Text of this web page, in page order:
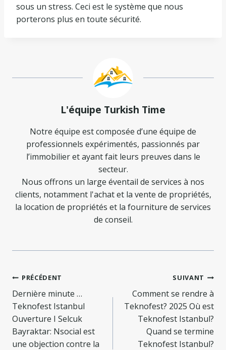
sous un stress. Ceci est le système que nous
porterons plus en toute sécurité.
L'équipe Turkish Time
Notre équipe est composée d’une équipe de
professionnels expérimentés, passionnés par
l’immobilier et ayant fait leurs preuves dans le
secteur.
Nous offrons un large éventail de services à nos
clients, notamment l'achat et la vente de propriétés,
la location de propriétés et la fourniture de services
de conseil.
Navigation
de
l’article
PRÉCÉDENT
Dernière minute …
Teknofest Istanbul
Ouverture I Selcuk
Bayraktar: Nsocial est
une objection contre la
SUIVANT
Comment se rendre à
Teknofest? 2025 Où est
Teknofest Istanbul?
Quand se termine
Teknofest Istanbul?